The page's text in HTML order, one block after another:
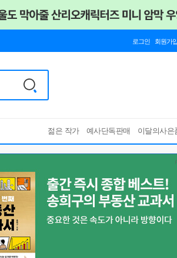
로그인 회원가
젊은 작가 예사단독판매 이달의사은